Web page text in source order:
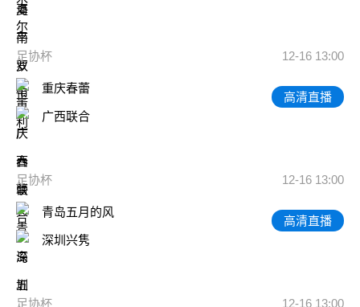
足协杯 12-16 13:00
重庆春蕾
广西联合
高清直播
足协杯 12-16 13:00
青岛五月的风
深圳兴隽
高清直播
足协杯 12-16 13:00